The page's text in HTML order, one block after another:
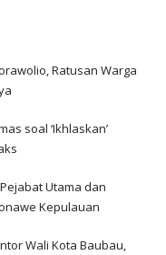
Ratusan Warga
soal ‘Ikhlaskan’
Utama dan
Kepulauan
Wali Kota Baubau,